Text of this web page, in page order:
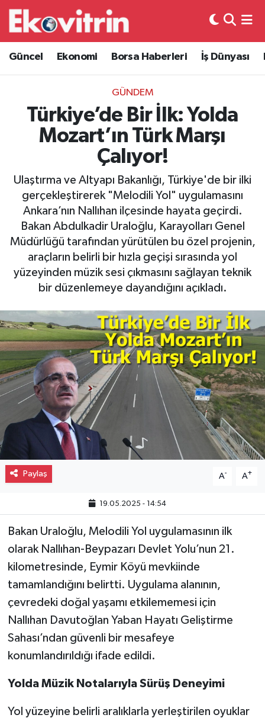
Güncel Ekonomi Borsa Haberleri İş Dünyası
GÜNDEM
Türkiye’de Bir İlk: Yolda
Mozart’ın Türk Marşı
Çalıyor!
Ulaştırma ve Altyapı Bakanlığı, Türkiye'de bir ilki
gerçekleştirerek "Melodili Yol" uygulamasını
Ankara’nın Nallıhan ilçesinde hayata geçirdi.
Bakan Abdulkadir Uraloğlu, Karayolları Genel
Müdürlüğü tarafından yürütülen bu özel projenin,
araçların belirli bir hızla geçişi sırasında yol
yüzeyinden müzik sesi çıkmasını sağlayan teknik
bir düzenlemeye dayandığını açıkladı.
Paylaş A- A+
19.05.2025 - 14:54
Bakan Uraloğlu, Melodili Yol uygulamasının ilk
olarak Nallıhan-Beypazarı Devlet Yolu’nun 21.
kilometresinde, Eymir Köyü mevkiinde
tamamlandığını belirtti. Uygulama alanının,
çevredeki doğal yaşamı etkilememesi için
Nallıhan Davutoğlan Yaban Hayatı Geliştirme
Sahası’ndan güvenli bir mesafeye
konumlandırıldığı ifade edildi.
Yolda Müzik Notalarıyla Sürüş Deneyimi
Yol yüzeyine belirli aralıklarla yerleştirilen oyuklar
Güncel
Ekonomi
Borsa Haberleri
İş Dünyası
Otovitrin
Asayiş
Magazin
Gayrimenkul
Spor
Eğitim
Hava Durumu
Trafik Durumu
Süper Lig Puan Durumu ve Fikstür
Tüm Manşetler
Son Dakika Haberleri
Haber Arşivi